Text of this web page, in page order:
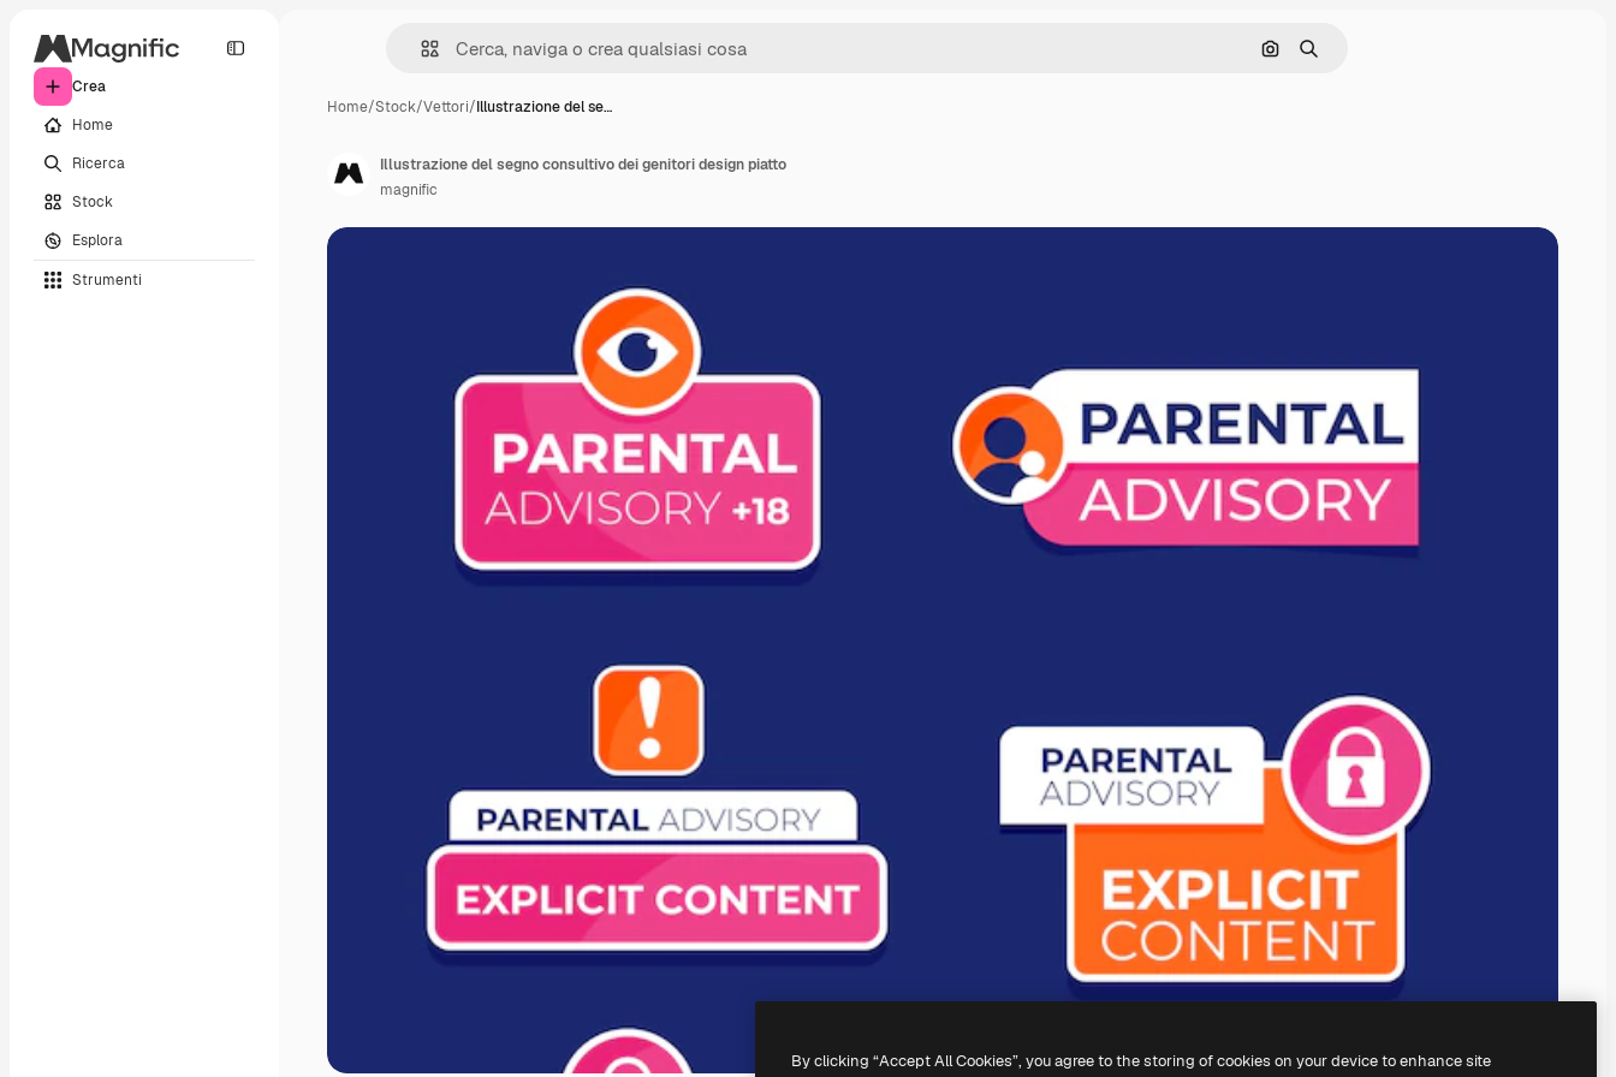
Crea
Home
Ricerca
Stock
Esplora
Strumenti
Cerca per immagine
Ricerca
Home/Stock/Vettori/Illustrazione del se…
Illustrazione del segno consultivo dei genitori design piatto
magnific
By clicking “Accept All Cookies”, you agree to the storing of cookies on your device to enhance site